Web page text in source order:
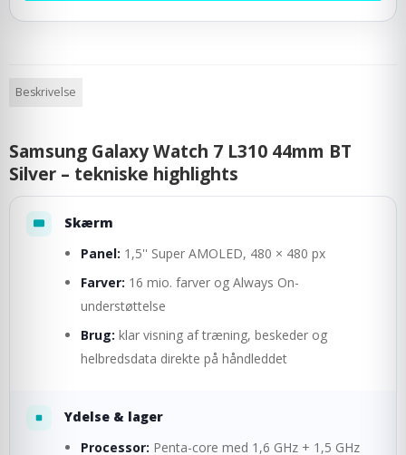
Beskrivelse
Samsung Galaxy Watch 7 L310 44mm BT
Silver – tekniske highlights
Skærm
Panel: 1,5'' Super AMOLED, 480 × 480 px
Farver: 16 mio. farver og Always On-
understøttelse
Brug: klar visning af træning, beskeder og
helbredsdata direkte på håndleddet
Ydelse & lager
Processor: Penta-core med 1,6 GHz + 1,5 GHz